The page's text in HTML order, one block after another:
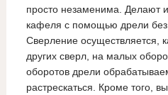
просто незаменима. Делают
кафеля с помощью дрели без
Сверление осуществляется,
других сверл, на малых
оборотов дрели
растрескаться. Кроме того,